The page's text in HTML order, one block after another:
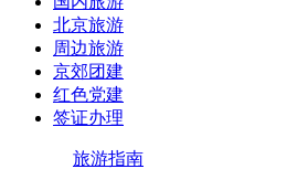
北京旅游
周边旅游
京郊团建
红色党建
签证办理
旅游指南